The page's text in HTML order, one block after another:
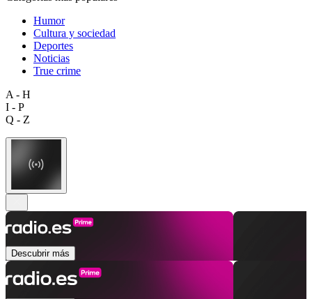
Humor
Cultura y sociedad
Deportes
Noticias
True crime
A - H
I - P
Q - Z
Descubrir más